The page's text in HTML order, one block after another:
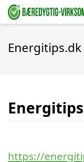
Energitips.dk
https://